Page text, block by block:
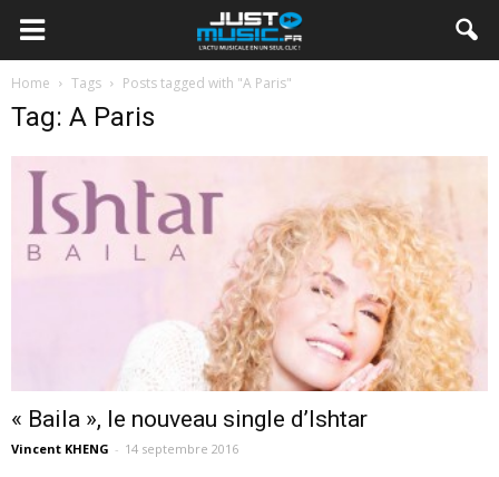
Home Tags Posts tagged with "A Paris"
Tag: A Paris
« Baila », le nouveau single d’Ishtar
Vincent KHENG - 14 septembre 2016